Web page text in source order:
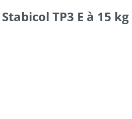
TP3 E à 15